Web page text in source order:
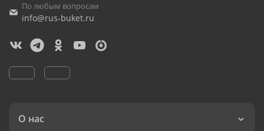
По любым вопросам
info@rus-buket.ru
О нас